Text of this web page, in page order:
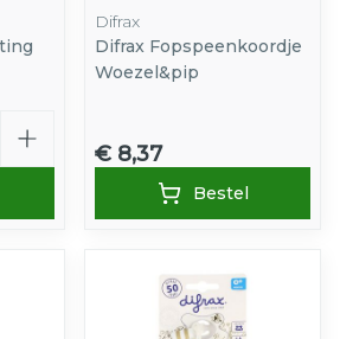
Difrax
Difrax Fopspeenkoordje
Woezel&pip
€ 8,37
Bestel